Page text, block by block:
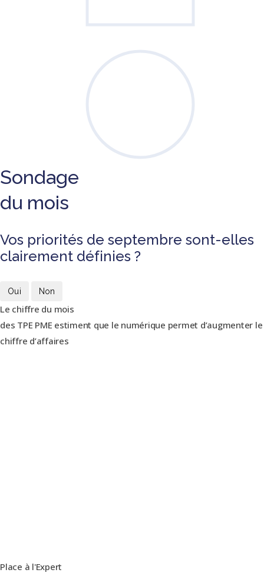
Sondage
du mois
Vos priorités de septembre sont-elles
clairement définies ?
Oui Non
Le chiffre du mois
des TPE PME estiment que le numérique permet d’augmenter le
chiffre d’affaires
Place à l'Expert